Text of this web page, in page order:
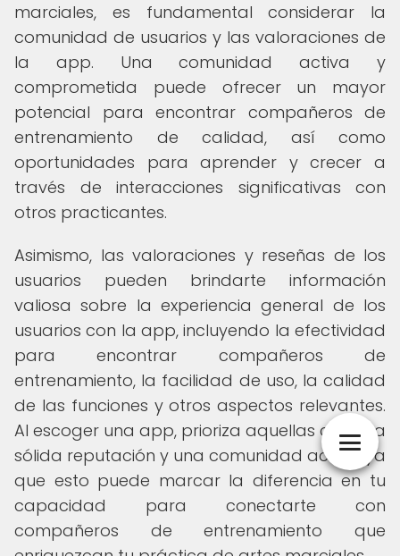
marciales, es fundamental considerar la
comunidad de usuarios y las valoraciones de
la app. Una comunidad activa y
comprometida puede ofrecer un mayor
potencial para encontrar compañeros de
entrenamiento de calidad, así como
oportunidades para aprender y crecer a
través de interacciones significativas con
otros practicantes.
Asimismo, las valoraciones y reseñas de los
usuarios pueden brindarte información
valiosa sobre la experiencia general de los
usuarios con la app, incluyendo la efectividad
para encontrar compañeros de
entrenamiento, la facilidad de uso, la calidad
de las funciones y otros aspectos relevantes.
Al escoger una app, prioriza aquellas con una
sólida reputación y una comunidad activa, ya
que esto puede marcar la diferencia en tu
capacidad para conectarte con
compañeros de entrenamiento que